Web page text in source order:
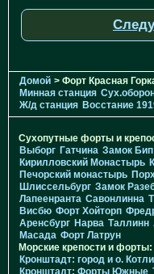
Домой > Форт Красная
Минная станция
Ж/д станция Восстание
Сухопутные форты и
Выборг Гатчина Замок Бип
Кирилловский Монастырь
Печорcкий монастырь
Шлиссельбург Замок
Лапеенранта Савонлинна
Висбю Форт Хойторп
Аренсбург Нарва Таллинн
Масада Форт Латрун
Морские крепости и форты:
Кронштадт: город и о.
Кронштадт: Форты Южные